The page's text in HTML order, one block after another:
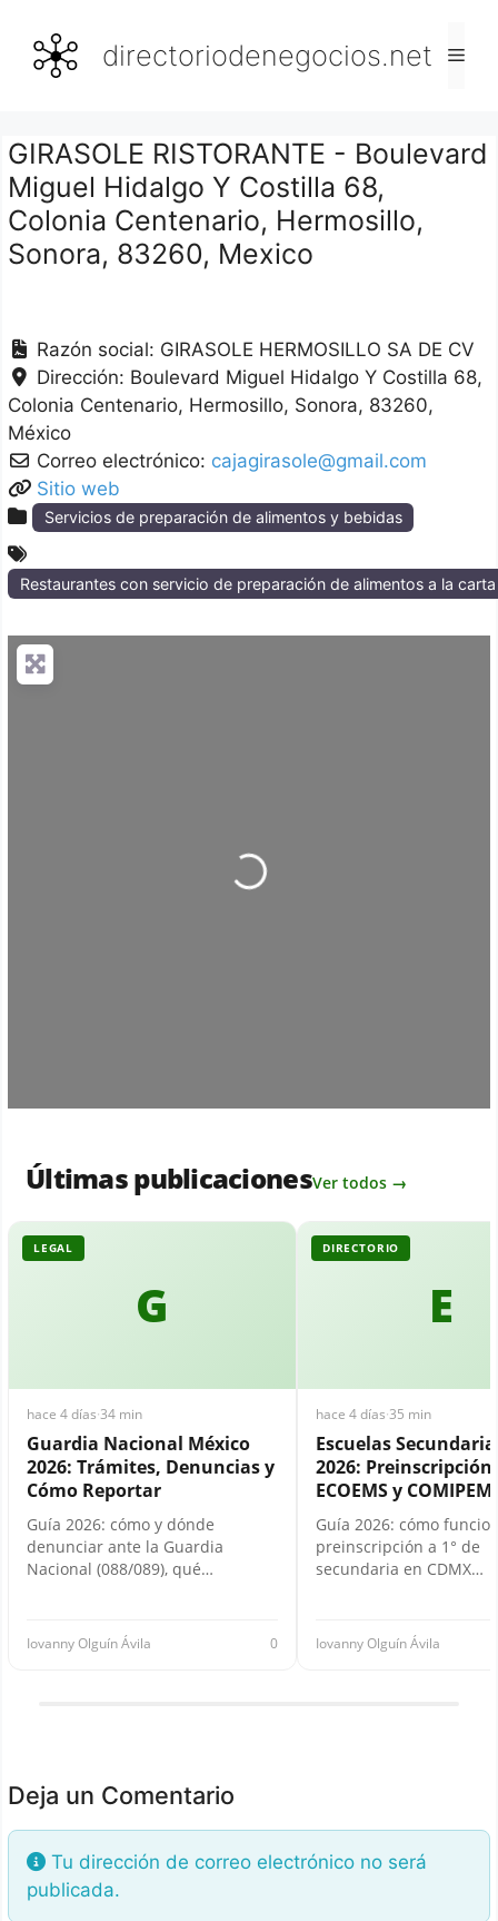
contenido
directoriodenegocios.net
GIRASOLE RISTORANTE - Boulevard
Miguel Hidalgo Y Costilla 68,
Colonia Centenario, Hermosillo,
Sonora, 83260, Mexico
Razón social: GIRASOLE HERMOSILLO SA DE CV
Dirección: Boulevard Miguel Hidalgo Y Costilla 68,
Colonia Centenario Hermosillo Sonora 83260
México
Correo electrónico: cajagirasole@gmail.com
Sitio web
Servicios de preparación de alimentos y bebidas
Restaurantes con servicio de preparación de alimentos a la
Loading...
Últimas publicacionesVer todos →
G
LEGAL
hace 4 días·34 min
Guardia Nacional México
2026: Trámites, Denuncias y
Cómo Reportar
Guía 2026: cómo y dónde
denunciar ante la Guardia
Nacional (088/089), qué…
Iovanny Olguín Ávila 0
E
DIRECTORIO
hace 4 días·35 min
Escuelas
2026: Preinscripción,
ECOEMS y
Guía 2026: cómo
preinscripción a 1° de
secundaria en CDMX…
Iovanny Olguín Ávila
Deja un Comentario
Tu dirección de correo electrónico no será
publicada.